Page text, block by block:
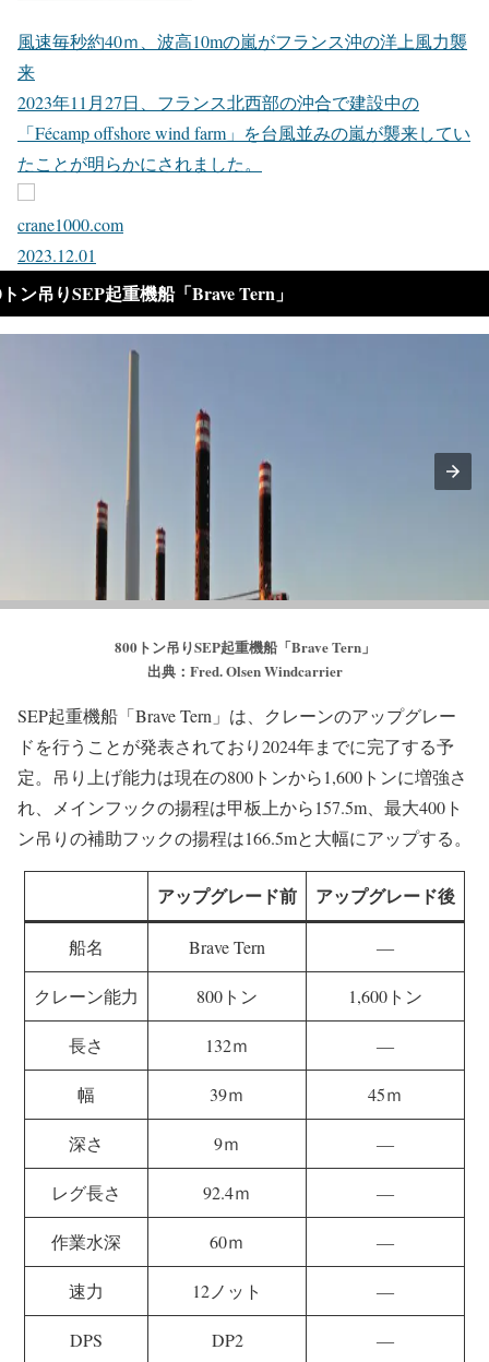
風速毎秒約40ｍ、波高10mの嵐がフランス沖の洋上風力襲
来
2023年11月27日、フランス北西部の沖合で建設中の
「Fécamp offshore wind farm」を台風並みの嵐が襲来してい
たことが明らかにされました。
crane1000.com
2023.12.01
ン吊りSEP起重機船「Brave Tern」
800トン吊りSEP起重機船「Brave Tern」
出典：Fred. Olsen Windcarrier
SEP起重機船「Brave Tern」は、クレーンのアップグレー
ドを行うことが発表されており2024年までに完了する予
定。吊り上げ能力は現在の800トンから1,600トンに増強さ
れ、メインフックの揚程は甲板上から157.5m、最大400ト
ン吊りの補助フックの揚程は166.5mと大幅にアップする。
アップグレード前 アップグレード後
船名 Brave Tern ―
クレーン能力 800トン 1,600トン
長さ 132ｍ ―
幅 39ｍ 45ｍ
深さ 9ｍ ―
レグ長さ 92.4ｍ ―
作業水深 60ｍ ―
速力 12ノット ―
DPS DP2 ―